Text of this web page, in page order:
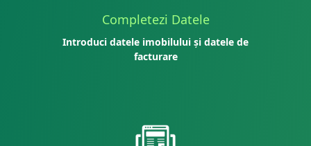
Completezi Datele
Introduci datele imobilului și datele de
facturare